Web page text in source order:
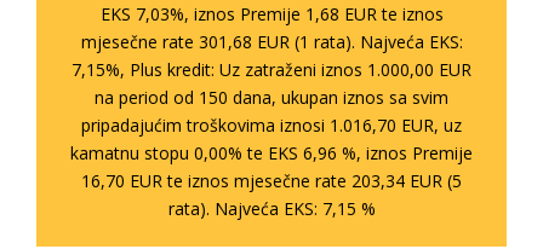
EKS 7,03%, iznos Premije 1,68 EUR te iznos
mjesečne rate 301,68 EUR (1 rata). Najveća EKS:
7,15%, Plus kredit: Uz zatraženi iznos 1.000,00 EUR
na period od 150 dana, ukupan iznos sa svim
pripadajućim troškovima iznosi 1.016,70 EUR, uz
kamatnu stopu 0,00% te EKS 6,96 %, iznos Premije
16,70 EUR te iznos mjesečne rate 203,34 EUR (5
rata). Najveća EKS: 7,15 %